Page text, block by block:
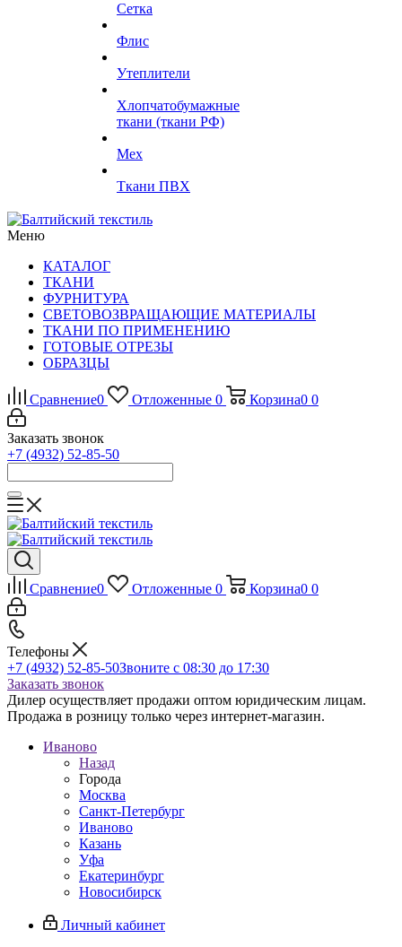
Сетка
Флис
Утеплители
Хлопчатобумажные
ткани (ткани РФ)
Мех
Ткани ПВХ
Меню
КАТАЛОГ
ТКАНИ
ФУРНИТУРА
СВЕТОВОЗВРАЩАЮЩИЕ МАТЕРИАЛЫ
ТКАНИ ПО ПРИМЕНЕНИЮ
ГОТОВЫЕ ОТРЕЗЫ
ОБРАЗЦЫ
Сравнение0 Отложенные 0 Корзина0 0
Заказать звонок
+7 (4932) 52-85-50
Сравнение0 Отложенные 0 Корзина0 0
Телефоны
+7 (4932) 52-85-50Звоните с 08:30 до 17:30
Заказать звонок
Дилер осуществляет продажи оптом юридическим лицам.
Продажа в розницу только через интернет-магазин.
Иваново
Назад
Города
Москва
Санкт-Петербург
Иваново
Казань
Уфа
Екатеринбург
Новосибирск
Личный кабинет